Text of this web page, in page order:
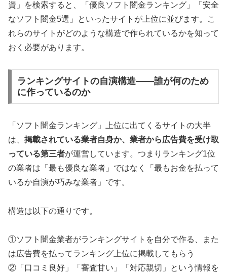
資」を検索すると、「優良ソフト闇金ランキング」「安全
なソフト闇金5選」といったサイトが上位に並びます。こ
れらのサイトがどのような構造で作られているかを知って
おく必要があります。
ランキングサイトの自演構造——誰が何のため
に作っているのか
「ソフト闇金ランキング」上位に出てくるサイトの大半
は、 掲載されている業者自身か、業者から広告費を受け取
っている第三者が運営しています。つまりランキング1位
の業者は「最も優良な業者」ではなく「最もお金を払って
いるか自演が巧みな業者」です。
構造は以下の通りです。
①ソフト闇金業者がランキングサイトを自分で作る、また
は広告費を払ってランキング上位に掲載してもらう
②「口コミ良好」「審査甘い」「対応親切」という情報を